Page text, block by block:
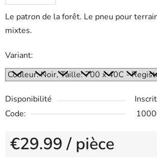
Le patron de la forêt. Le pneu pour
mixtes.
Variant:
Disponibilité
Code:
€29.99/ pièce